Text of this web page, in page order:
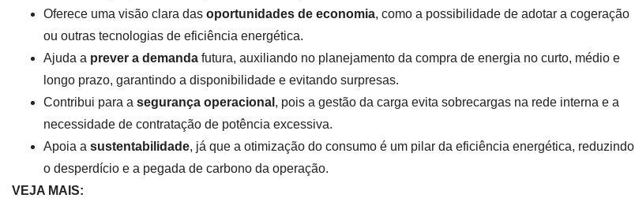
Oferece uma visão clara das oportunidades de economia, como a possibilidade de adotar a cogeração
ou outras tecnologias de eficiência energética.
Ajuda a prever a demanda futura, auxiliando no planejamento da compra de energia no curto, médio e
longo prazo, garantindo a disponibilidade e evitando surpresas.
Contribui para a segurança operacional , pois a gestão da carga evita sobrecargas na rede interna e a
necessidade de contratação de potência excessiva.
Apoia a sustentabilidade, já que a otimização do consumo é um pilar da eficiência energética, reduzindo
o desperdício e a pegada de carbono da operação.
VEJA MAIS: